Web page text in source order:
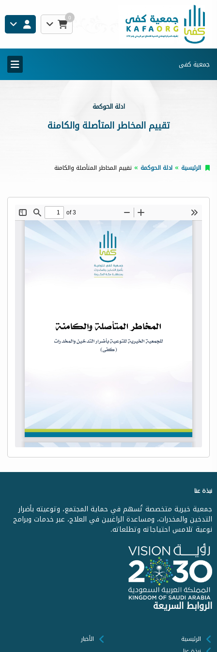
0
جمعية كفى
ادلة الحوكمة
تقييم المخاطر المتأصلة والكامنة
الرئيسية ادلة الحوكمة تقييم المخاطر المتأصلة والكامنة
نبذة عنا
جمعية خيرية متخصصة تُسهم في حماية المجتمع، وتوعيته بأضرار
التدخين والمخدرات، ومساعدة الراغبين في العلاج، عبر خدمات وبرامج
نوعية تلامس احتياجاته وتطلعاته.
الروابط السريعة
الرئيسية
الأخبار